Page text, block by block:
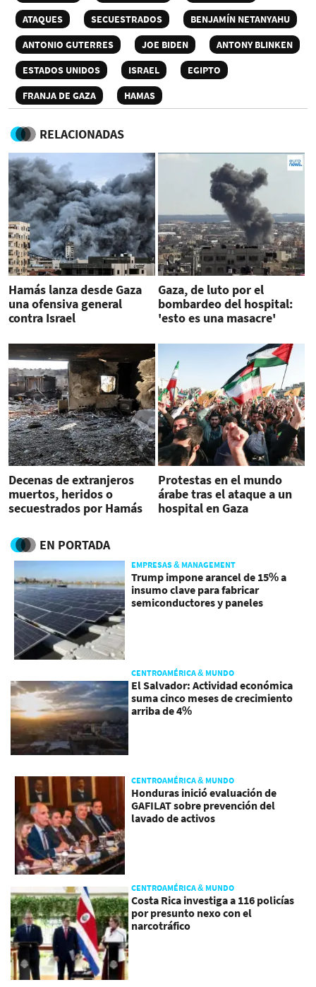
ATAQUES
SECUESTRADOS
BENJAMÍN NETANYAHU
ANTONIO GUTERRES
JOE BIDEN
ANTONY BLINKEN
ESTADOS UNIDOS
ISRAEL
EGIPTO
FRANJA DE GAZA
HAMAS
RELACIONADAS
Hamás lanza desde Gaza
una ofensiva general
contra Israel
Gaza, de luto por el
bombardeo del hospital:
'esto es una masacre'
Decenas de extranjeros
muertos, heridos o
secuestrados por Hamás
Protestas en el mundo
árabe tras el ataque a un
hospital en Gaza
EN PORTADA
EMPRESAS & MANAGEMENT
Trump impone arancel de 15% a
insumo clave para fabricar
semiconductores y paneles
CENTROAMÉRICA & MUNDO
El Salvador: Actividad económica
suma cinco meses de crecimiento
arriba de 4%
CENTROAMÉRICA & MUNDO
Honduras inició evaluación de
GAFILAT sobre prevención del
lavado de activos
CENTROAMÉRICA & MUNDO
Costa Rica investiga a 116 policías
por presunto nexo con el
narcotráfico